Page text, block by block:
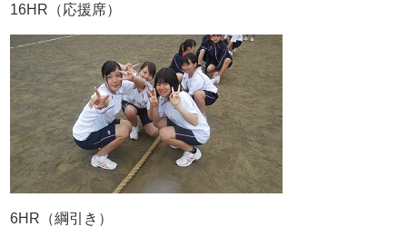
16HR（応援席）
6HR（綱引き）